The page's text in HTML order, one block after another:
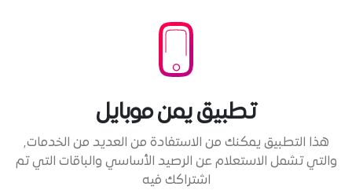
تطبيق يمن موبايل
هذا التطبيق يمكنك من الاستفادة من العديد من الخدمات٫
والتي تشمل الاستعلام عن الرصيد الأساسي والباقات التي تم
اشتراكك فيه